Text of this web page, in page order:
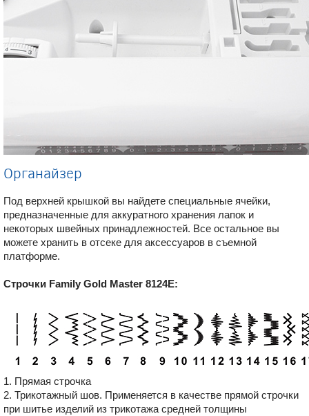
Органайзер
Под верхней крышкой вы найдете специальные ячейки,
предназначенные для аккуратного хранения лапок и
некоторых швейных принадлежностей. Все остальное вы
можете хранить в отсеке для аксессуаров в съемной
платформе.
Строчки Family Gold Master 8124E:
1. Прямая строчка
2. Трикотажный шов. Применяется в качестве прямой строчки
при шитье изделий из трикотажа средней толщины